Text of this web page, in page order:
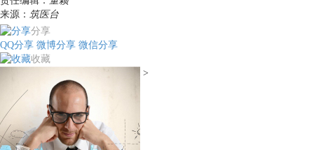
来源： 筑医台
分享
QQ分享 微博分享 微信分享
收藏
>